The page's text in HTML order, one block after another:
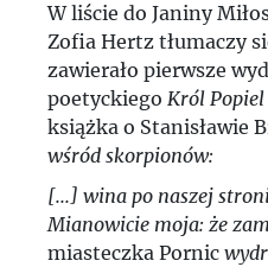
W liście do Janiny
Zofia Hertz tłumaczy
zawierało pierwsze
poetyckiego Król
książka o Stanisławie
wśród skorpionów:
[...] wina po naszej
Mianowicie moja: że
miasteczka Pornic